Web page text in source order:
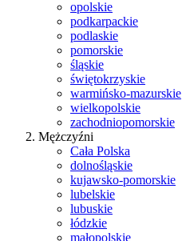
opolskie
podkarpackie
podlaskie
pomorskie
śląskie
świętokrzyskie
warmińsko-mazurskie
wielkopolskie
zachodniopomorskie
Mężczyźni
Cała Polska
dolnośląskie
kujawsko-pomorskie
lubelskie
lubuskie
łódzkie
małopolskie